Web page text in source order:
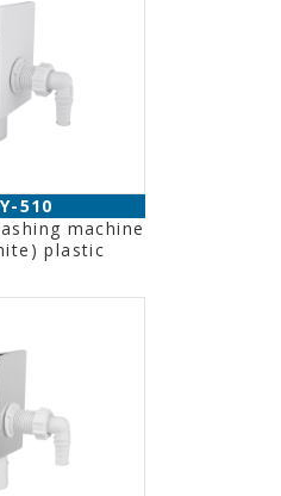
510
machine
plastic